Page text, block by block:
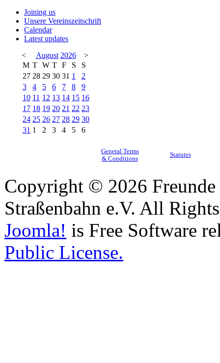
Joining us
Unsere Vereinszeitschrift
Calendar
Latest updates
<
August 2026
>
M T W T F S
S
27 28 29 30 31 1
2
3
4 5 6 7 8
9
10 11 12 13 14 15 16
17 18 19 20 21 22 23
24 25 26 27 28 29 30
31 1 2 3 4 5 6
General Terms
& Conditions
Statutes
Copyright © 2026
Straßenbahn e.V. All
Joomla! is Free Software
Public License.